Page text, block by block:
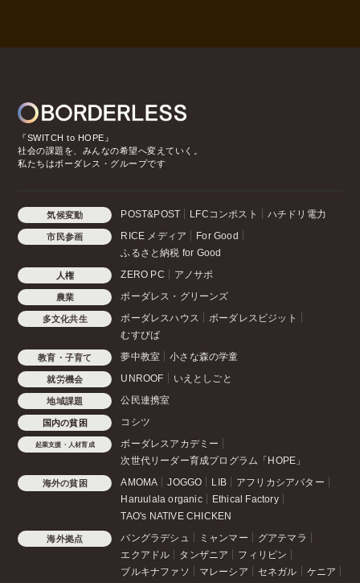
『SWITCH to HOPE』
社会の課題を、みんなの希望へ変えていく。
私たちはボーダレス・グループです
気候変動 POST&POST LFCコンポスト ハチドリ電力
市民参画 RICE メディア
For Good
ふるさと納税 for Good
人権 ZERO PC アノサポ
農業 ボーダレス・グリーンズ
多文化共生 ボーダレスハウス
ボーダレスビジット
むすびば
教育・子育て 夢中教室 小さな森の学童
就労機会 UNROOF いえとしごと
地域課題 公民連携室
国内の貧困 コシツ
起業支援・人材育成
ボーダレスアカデミー
次世代リーダー育成プログラム「HOPE」
海外の貧困 AMOMA JOGGO LIB
アフリカシアバター
Haruulala organic
Ethical Factory
TAO's NATIVE CHICKEN
海外拠点 バングラデシュ ミャンマー
グアテマラ
エクアドル
タンザニア
フィリピン
ブルキナファソ
マレーシア セネガル
ケニア